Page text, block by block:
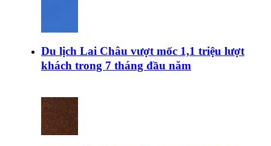
Du lịch Lai Châu vượt mốc 1,1 triệu lượt
khách trong 7 tháng đầu năm